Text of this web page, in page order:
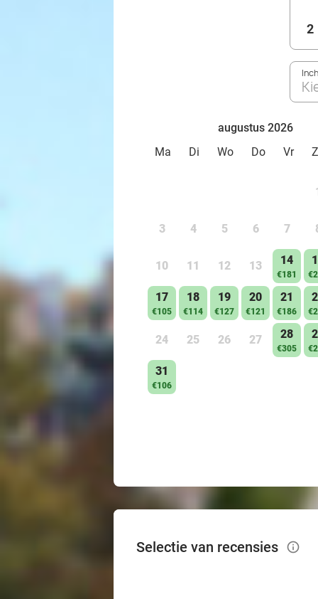
2
augustus 2026
Ma
Di Wo Do Vr
3 4 5 6 7
10 11 12 13 14
€181
17
€105
18
€114
19
€127
20
€121
21
€186
24 25 26 27 28
€305
31
€106
Selectie van recensies info_outlined